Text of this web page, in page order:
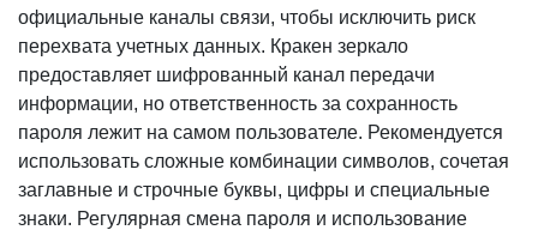
официальные каналы связи, чтобы исключить риск
перехвата учетных данных. Кракен зеркало
предоставляет шифрованный канал передачи
информации, но ответственность за сохранность
пароля лежит на самом пользователе. Рекомендуется
использовать сложные комбинации символов, сочетая
заглавные и строчные буквы, цифры и специальные
знаки. Регулярная смена пароля и использование